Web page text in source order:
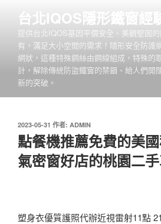
台北IQOS隱形鐵窗經
提供台北IQOS基因平價安全、美觀堅固
有，滿足大小空間的需求！隱形安全防護
網狀，這種特殊鋼絲由鋼線組成，特殊的
計，解除傳統防盜鐵窗的禁錮、給人們開
新的突破。
發
佈
於
2023-05-31 作者: ADMIN
點餐機推薦免費的美
氣密窗好店的桃園二
塑身衣優質護照代辦近視雷射11點